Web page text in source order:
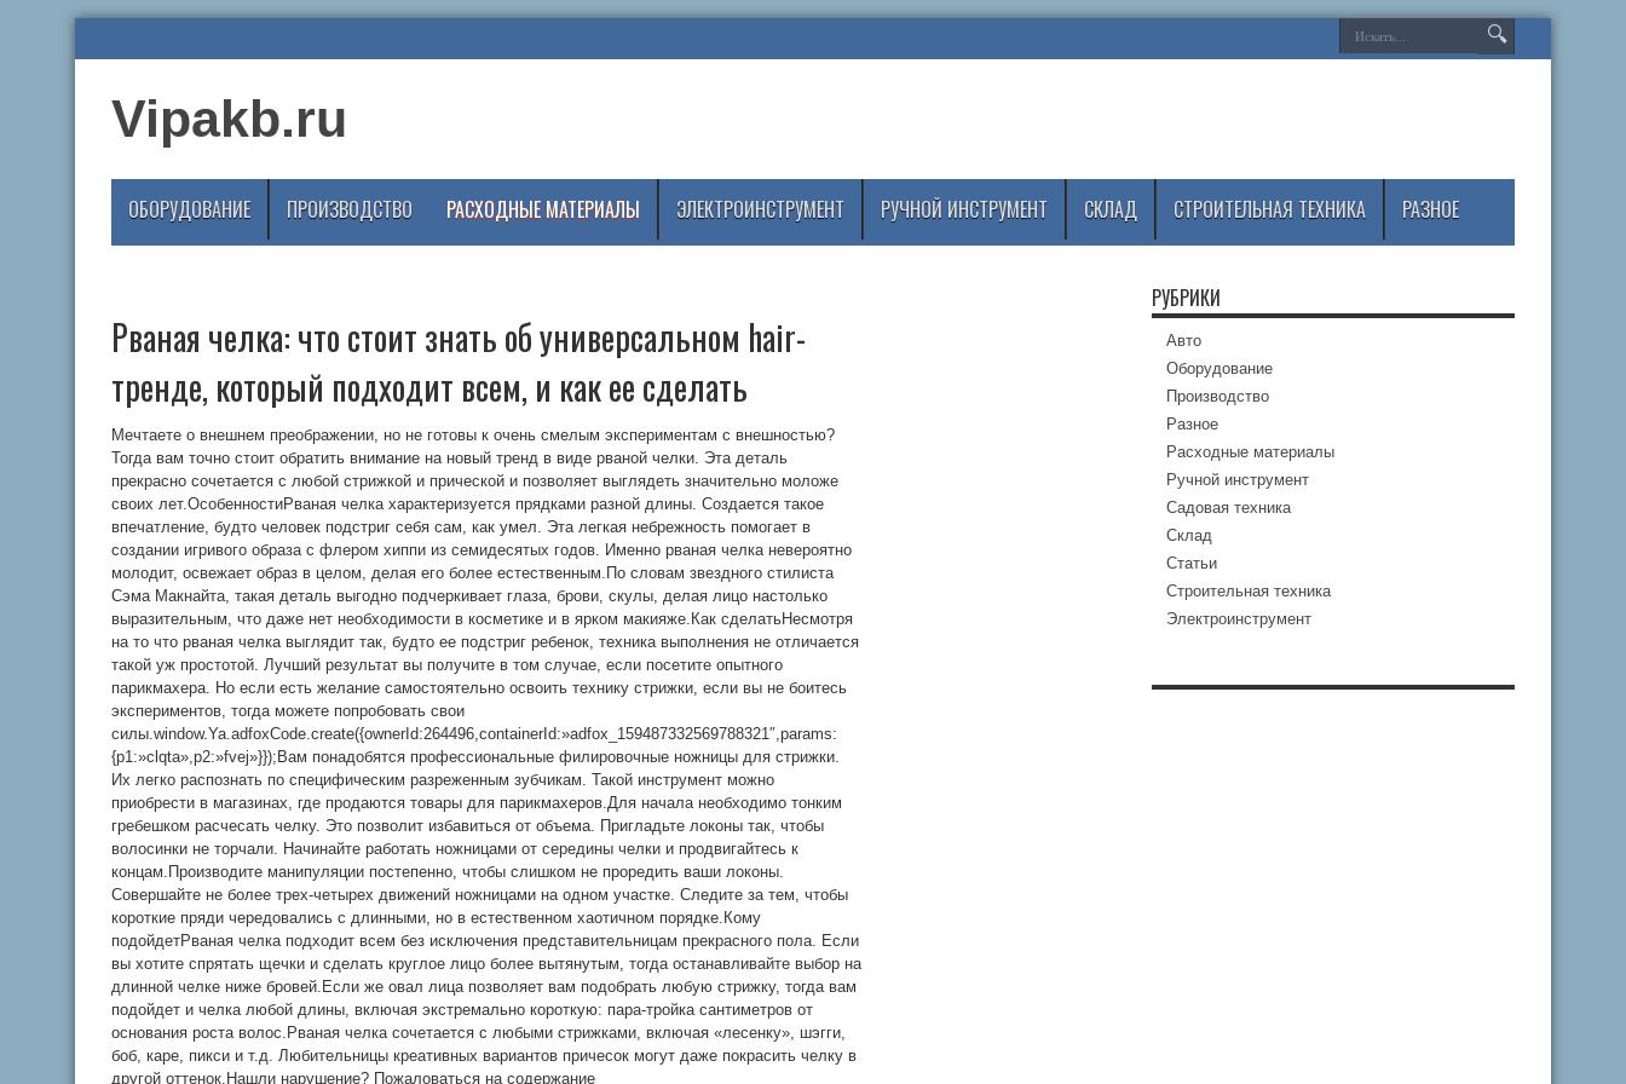
Vipakb.ru
ОБОРУДОВАНИЕ ПРОИЗВОДСТВО РАСХОДНЫЕ МАТЕРИАЛЫ ЭЛЕКТРОИНСТРУМЕНТ РУЧНОЙ ИНСТРУМЕНТ СКЛАД СТРОИТЕЛЬНАЯ ТЕХНИКА РАЗНОЕ
Рваная челка: что стоит знать об универсальном hair-
тренде, который подходит всем, и как ее сделать
Мечтаете о внешнем преображении, но не готовы к очень смелым экспериментам с внешностью?
Тогда вам точно стоит обратить внимание на новый тренд в виде рваной челки. Эта деталь
прекрасно сочетается с любой стрижкой и прической и позволяет выглядеть значительно моложе
своих лет.ОсобенностиРваная челка характеризуется прядками разной длины. Создается такое
впечатление, будто человек подстриг себя сам, как умел. Эта легкая небрежность помогает в
создании игривого образа с флером хиппи из семидесятых годов. Именно рваная челка невероятно
молодит, освежает образ в целом, делая его более естественным.По словам звездного стилиста
Сэма Макнайта, такая деталь выгодно подчеркивает глаза, брови, скулы, делая лицо настолько
выразительным, что даже нет необходимости в косметике и в ярком макияже.Как сделатьНесмотря
на то что рваная челка выглядит так, будто ее подстриг ребенок, техника выполнения не отличается
такой уж простотой. Лучший результат вы получите в том случае, если посетите опытного
парикмахера. Но если есть желание самостоятельно освоить технику стрижки, если вы не боитесь
экспериментов, тогда можете попробовать свои
силы.window.Ya.adfoxCode.create({ownerId:264496,containerId:»adfox_159487332569788321″,params:
{p1:»clqta»,p2:»fvej»}});Вам понадобятся профессиональные филировочные ножницы для стрижки.
Их легко распознать по специфическим разреженным зубчикам. Такой инструмент можно
приобрести в магазинах, где продаются товары для парикмахеров.Для начала необходимо тонким
гребешком расчесать челку. Это позволит избавиться от объема. Пригладьте локоны так, чтобы
волосинки не торчали. Начинайте работать ножницами от середины челки и продвигайтесь к
концам.Производите манипуляции постепенно, чтобы слишком не проредить ваши локоны.
Совершайте не более трех-четырех движений ножницами на одном участке. Следите за тем, чтобы
короткие пряди чередовались с длинными, но в естественном хаотичном порядке.Кому
подойдетРваная челка подходит всем без исключения представительницам прекрасного пола. Если
вы хотите спрятать щечки и сделать круглое лицо более вытянутым, тогда останавливайте выбор на
длинной челке ниже бровей.Если же овал лица позволяет вам подобрать любую стрижку, тогда вам
подойдет и челка любой длины, включая экстремально короткую: пара-тройка сантиметров от
основания роста волос.Рваная челка сочетается с любыми стрижками, включая «лесенку», шэгги,
боб, каре, пикси и т.д. Любительницы креативных вариантов причесок могут даже покрасить челку в
другой оттенок.Нашли нарушение? Пожаловаться на содержание
РУБРИКИ
Авто
Оборудование
Производство
Разное
Расходные материалы
Ручной инструмент
Садовая техника
Склад
Статьи
Строительная техника
Электроинструмент